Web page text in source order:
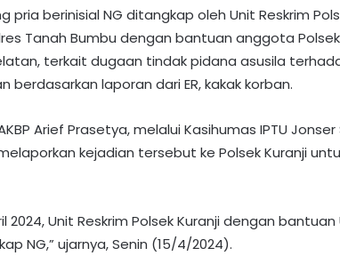
pria berinisial NG ditangkap oleh Unit Reskrim
Tanah Bumbu dengan bantuan anggota
terkait dugaan tindak pidana asusila
berdasarkan laporan dari ER, kakak korban.
Arief Prasetya, melalui Kasihumas IPTU
kejadian tersebut ke Polsek Kuranji
2024, Unit Reskrim Polsek Kuranji dengan
NG,” ujarnya, Senin (15/4/2024).